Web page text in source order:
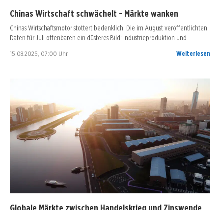
Chinas Wirtschaft schwächelt - Märkte wanken
Chinas Wirtschaftsmotor stottert bedenklich. Die im August veröffentlichten
Daten für Juli offenbaren ein düsteres Bild: Industrieproduktion und…
15.08.2025, 07:00 Uhr Weiterlesen
Globale Märkte zwischen Handelskrieg und Zinswende